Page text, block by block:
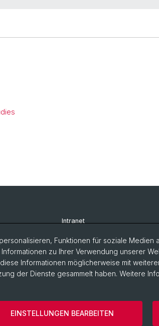
Intranet
Newsletter
Kontakt & Anfahrt
Impressum Cookies
Funktionen für soziale
zu Ihrer Verwendung unserer
Informationen möglicherweise mit
der Dienste gesammelt haben. Weitere
EINSTELLUNGEN BEARBEITEN